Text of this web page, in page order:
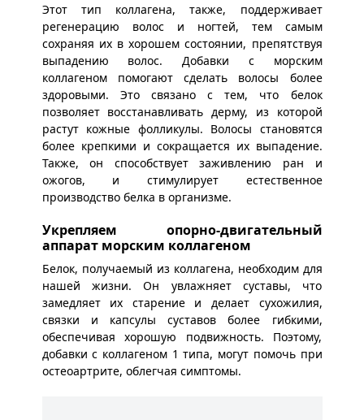
Этот тип коллагена, также, поддерживает
регенерацию волос и ногтей, тем самым
сохраняя их в хорошем состоянии, препятствуя
выпадению волос. Добавки с морским
коллагеном помогают сделать волосы более
здоровыми. Это связано с тем, что белок
позволяет восстанавливать дерму, из которой
растут кожные фолликулы. Волосы становятся
более крепкими и сокращается их выпадение.
Также, он способствует заживлению ран и
ожогов, и стимулирует естественное
производство белка в организме.
Укрепляем опорно-двигательный
аппарат морским коллагеном
Белок, получаемый из коллагена, необходим для
нашей жизни. Он увлажняет суставы, что
замедляет их старение и делает сухожилия,
связки и капсулы суставов более гибкими,
обеспечивая хорошую подвижность. Поэтому,
добавки с коллагеном 1 типа, могут помочь при
остеоартрите, облегчая симптомы.